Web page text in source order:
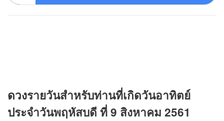
ดวงรายวันสำหรับท่านที่เกิดวันอาทิตย์
ประจำวันพฤหัสบดี ที่ 9 สิงหาคม 2561